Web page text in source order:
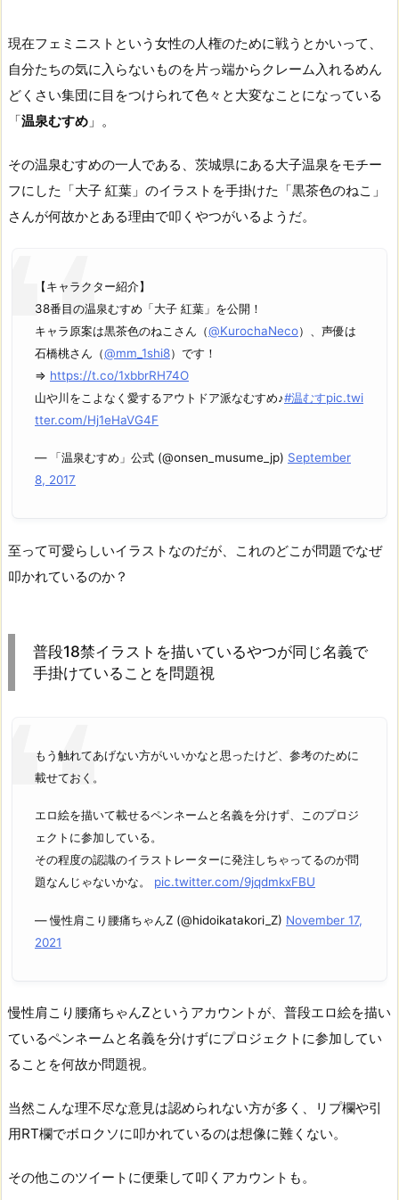
現在フェミニストという女性の人権のために戦うとかいって、
自分たちの気に入らないものを片っ端からクレーム入れるめん
どくさい集団に目をつけられて色々と大変なことになっている
「温泉むすめ 」。
その温泉むすめの一人である、茨城県にある大子温泉をモチー
フにした「大子 紅葉」のイラストを手掛けた「黒茶色のねこ」
さんが何故かとある理由で叩くやつがいるようだ。
【キャラクター紹介】
38番目の温泉むすめ「大子 紅葉」を公開！
キャラ原案は黒茶色のねこさん（@KurochaNeco）、声優は
石橋桃さん（@mm_1shi8）です！
⇒ https://t.co/1xbbrRH74O
山や川をこよなく愛するアウトドア派なむすめ♪#温むすpic.twi
tter.com/Hj1eHaVG4F
— 「温泉むすめ」公式 (@onsen_musume_jp) September
8, 2017
至って可愛らしいイラストなのだが、これのどこが問題でなぜ
叩かれているのか？
普段18禁イラストを描いているやつが同じ名義で
手掛けていることを問題視
もう触れてあげない方がいいかなと思ったけど、参考のために
載せておく。
エロ絵を描いて載せるペンネームと名義を分けず、このプロジ
ェクトに参加している。
その程度の認識のイラストレーターに発注しちゃってるのが問
題なんじゃないかな。 pic.twitter.com/9jqdmkxFBU
— 慢性肩こり腰痛ちゃんZ (@hidoikatakori_Z) November 17,
2021
慢性肩こり腰痛ちゃんZというアカウントが、普段エロ絵を描い
ているペンネームと名義を分けずにプロジェクトに参加してい
ることを何故か問題視。
当然こんな理不尽な意見は認められない方が多く、リプ欄や引
用RT欄でボロクソに叩かれているのは想像に難くない。
その他このツイートに便乗して叩くアカウントも。